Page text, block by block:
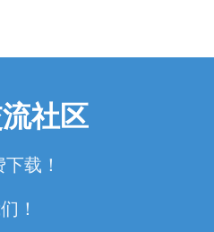
社区
载！
！